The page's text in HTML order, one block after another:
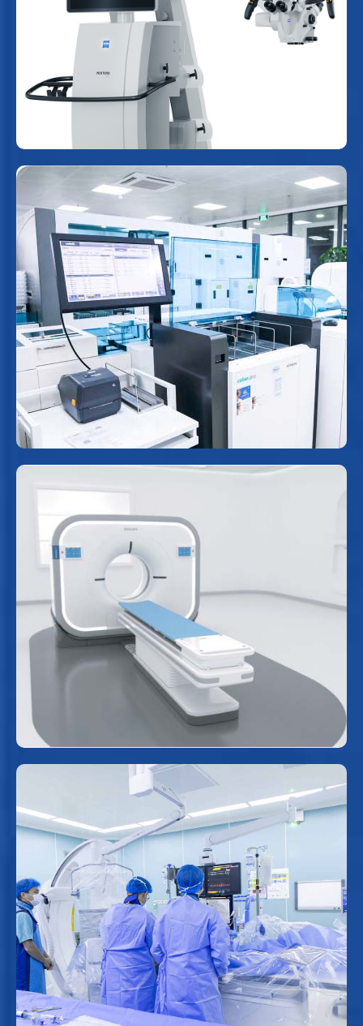
Nâng cao độ chính xác trong các phẫu thuật
phức tạp, tinh vi như phẫu thuật thần kinh - sọ
não nhờ khả năng phóng đại và độ phân giải
cao.
Phòng xét nghiệm tự động hóa
Automation CCM & cobas Pro
của hãng Roche (Thụy Sĩ)
Đây là hệ thống xét nghiệm tự động tiên tiến,
được thiết kế để tối ưu hóa quy trình vận hành,
hạn chế tối đa thao tác thủ công trong các giai
đoạn chuẩn bị, phân tích và lưu trữ mẫu.
Máy CT 128 lát cắt
Sử dụng tia X với máy đa dãy đầu dò để tạo nên
các hình ảnh chi tiết bên trong cơ thể một cách
nhanh chóng với hình ảnh chất lượng cao, tự
động giảm liều bức xạ phù hợp cho từng người
bệnh.
Phòng can thiệp tim mạch
Trang bị hệ thống chụp mạch máu kỹ thuật số hóa xóa nền
(DSA) hiện đại, kết hợp máy siêu âm trong lòng mạch IVUS
(Intravascular Ultrasound) giúp đánh giá chi tiết cấu trúc mạch,
ung cấp hình ảnh mạch máu sắc nét, hỗ trợ các thủ thuật can
thiệp tim - mạch với độ chính xác cao.